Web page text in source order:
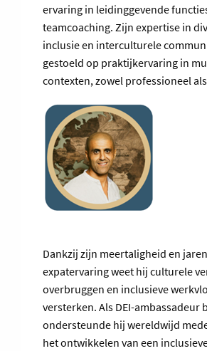
ervaring in leidinggevende
teamcoaching. Zijn expertise in
inclusie en interculturele
gestoeld op praktijkervaring in
contexten, zowel professioneel
Dankzij zijn meertaligheid en
expatervaring weet hij culturele
overbruggen en inclusieve
versterken. Als DEI-ambassadeur
ondersteunde hij wereldwijd
het ontwikkelen van een